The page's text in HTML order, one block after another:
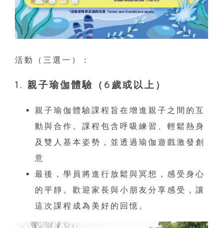
活動（三選一）：
1. 親子瑜伽體驗 （6歲或以上）
親子瑜伽體驗課程旨在增進親子之間的互
動與合作。課程包含呼吸練習、輕鬆熱身
及雙人基本姿勢，並透過瑜伽遊戲激發創
意
最後，學員將進行放鬆與冥想，感受身心
的平靜。歡迎家長與小朋友分享感受，讓
這次課程成為美好的回憶。